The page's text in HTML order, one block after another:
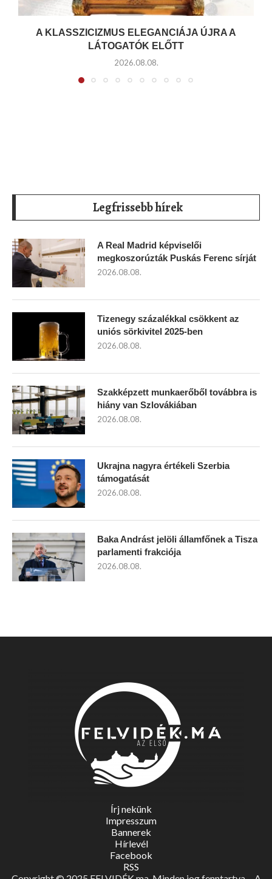
A KLASSZICIZMUS ELEGANCIÁJA ÚJRA A
LÁTOGATÓK ELŐTT
2026.08.08.
Legfrissebb hírek
A Real Madrid képviselői
megkoszorúzták Puskás Ferenc sírját
2026.08.08.
Tizenegy százalékkal csökkent az
uniós sörkivitel 2025-ben
2026.08.08.
Szakképzett munkaerőből továbbra is
hiány van Szlovákiában
2026.08.08.
Ukrajna nagyra értékeli Szerbia
támogatását
2026.08.08.
Baka Andrást jelöli államfőnek a Tisza
parlamenti frakciója
2026.08.08.
Írj nekünk
Impresszum
Bannerek
Hírlevél
Facebook
RSS